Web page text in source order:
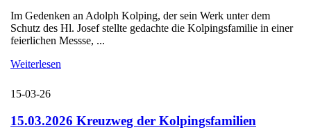
Im Gedenken an Adolph Kolping, der sein Werk unter dem
Schutz des Hl. Josef stellte gedachte die Kolpingsfamilie in einer
feierlichen Messse, ...
Weiterlesen
15-03-26
15.03.2026 Kreuzweg der Kolpingsfamilien